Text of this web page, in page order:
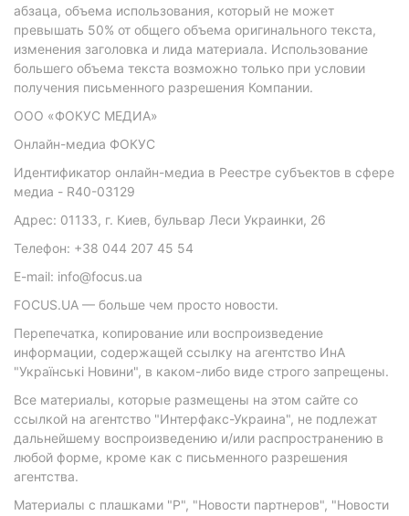
абзаца, объема использования, который не может
превышать 50% от общего объема оригинального текста,
изменения заголовка и лида материала. Использование
большего объема текста возможно только при условии
получения письменного разрешения Компании.
ООО «ФОКУС МЕДИА»
Онлайн-медиа ФОКУС
Идентификатор онлайн-медиа в Реестре субъектов в сфере
медиа - R40-03129
Адрес: 01133, г. Киев, бульвар Леси Украинки, 26
Телефон: +38 044 207 45 54
E-mail: info@focus.ua
FOCUS.UA — больше чем просто новости.
Перепечатка, копирование или воспроизведение
информации, содержащей ссылку на агентство ИнА
"Українські Новини", в каком-либо виде строго запрещены.
Все материалы, которые размещены на этом сайте со
ссылкой на агентство "Интерфакс-Украина", не подлежат
дальнейшему воспроизведению и/или распространению в
любой форме, кроме как с письменного разрешения
агентства.
Материалы с плашками "Р", "Новости партнеров", "Новости